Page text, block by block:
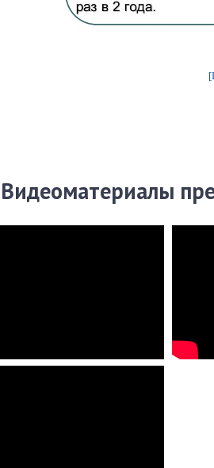
Видеоматериалы